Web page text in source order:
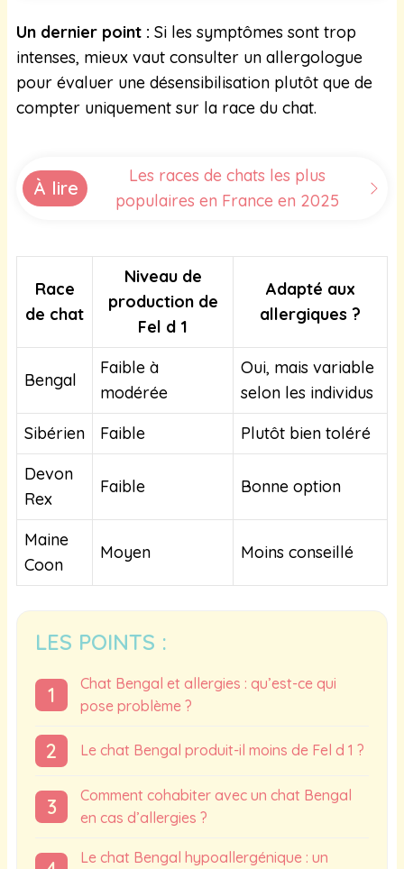
Un dernier point : Si les symptômes sont trop
intenses, mieux vaut consulter un allergologue
pour évaluer une désensibilisation plutôt que de
compter uniquement sur la race du chat.
À lire
Les races de chats les plus
populaires en France en 2025
Race
de chat
Niveau de
production de
Fel d 1
Adapté aux
allergiques ?
Bengal
Faible à
modérée
Oui, mais variable
selon les individus
Sibérien
Faible
Plutôt bien toléré
Devon
Rex
Faible Bonne option
Maine
Coon
Moyen Moins conseillé
LES POINTS :
Chat Bengal et allergies : qu’est-ce qui
pose problème ?
Le chat Bengal produit-il moins de Fel d 1 ?
Comment cohabiter avec un chat Bengal
en cas d’allergies ?
Le chat Bengal hypoallergénique : un